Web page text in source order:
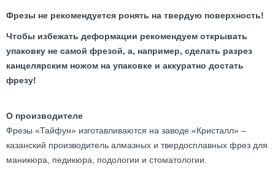
Фрезы не рекомендуется ронять на твердую поверхность!
Чтобы избежать деформации рекомендуем открывать
упаковку не самой фрезой, а, например, сделать разрез
канцелярским ножом на упаковке и аккуратно достать
фрезу!
О производителе
Фрезы «Тайфун» изготавливаются на заводе «Кристалл» –
казанский производитель алмазных и твердосплавных фрез для
маникюра, педикюра, подологии и стоматологии.